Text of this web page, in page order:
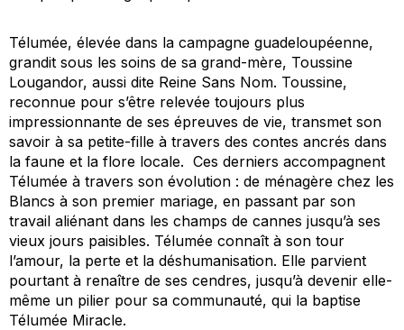
Télumée, élevée dans la campagne guadeloupéenne,
grandit sous les soins de sa grand-mère, Toussine
Lougandor, aussi dite Reine Sans Nom. Toussine,
reconnue pour s’être relevée toujours plus
impressionnante de ses épreuves de vie, transmet son
savoir à sa petite-fille à travers des contes ancrés dans
la faune et la flore locale. Ces derniers accompagnent
Télumée à travers son évolution : de ménagère chez les
Blancs à son premier mariage, en passant par son
travail aliénant dans les champs de cannes jusqu’à ses
vieux jours paisibles. Télumée connaît à son tour
l’amour, la perte et la déshumanisation. Elle parvient
pourtant à renaître de ses cendres, jusqu’à devenir elle-
même un pilier pour sa communauté, qui la baptise
Télumée Miracle.